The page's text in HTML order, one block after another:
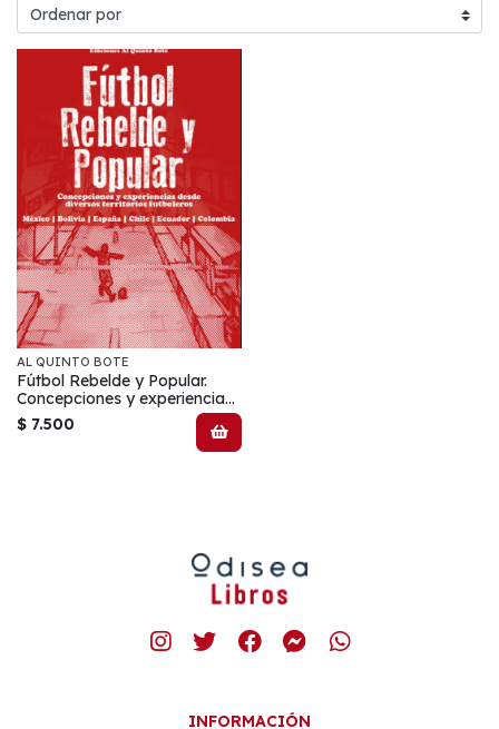
AL QUINTO BOTE
Fútbol Rebelde y Popular.
Concepciones y experiencias
desde diversos territorios
futboleros: México
$ 7.500
INFORMACIÓN